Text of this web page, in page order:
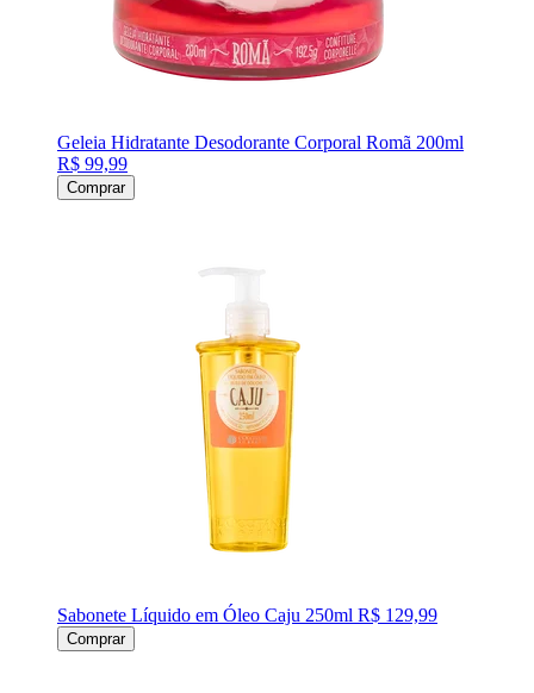
Geleia Hidratante Desodorante Corporal Romã 200ml
R$ 99,99
Comprar
Sabonete Líquido em Óleo Caju 250ml R$ 129,99
Comprar